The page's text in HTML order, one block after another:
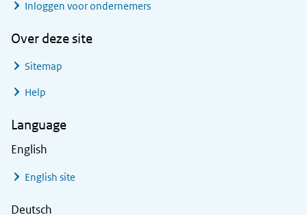
Inloggen voor ondernemers
Over deze site
Sitemap
Help
Language
English
English site
Deutsch